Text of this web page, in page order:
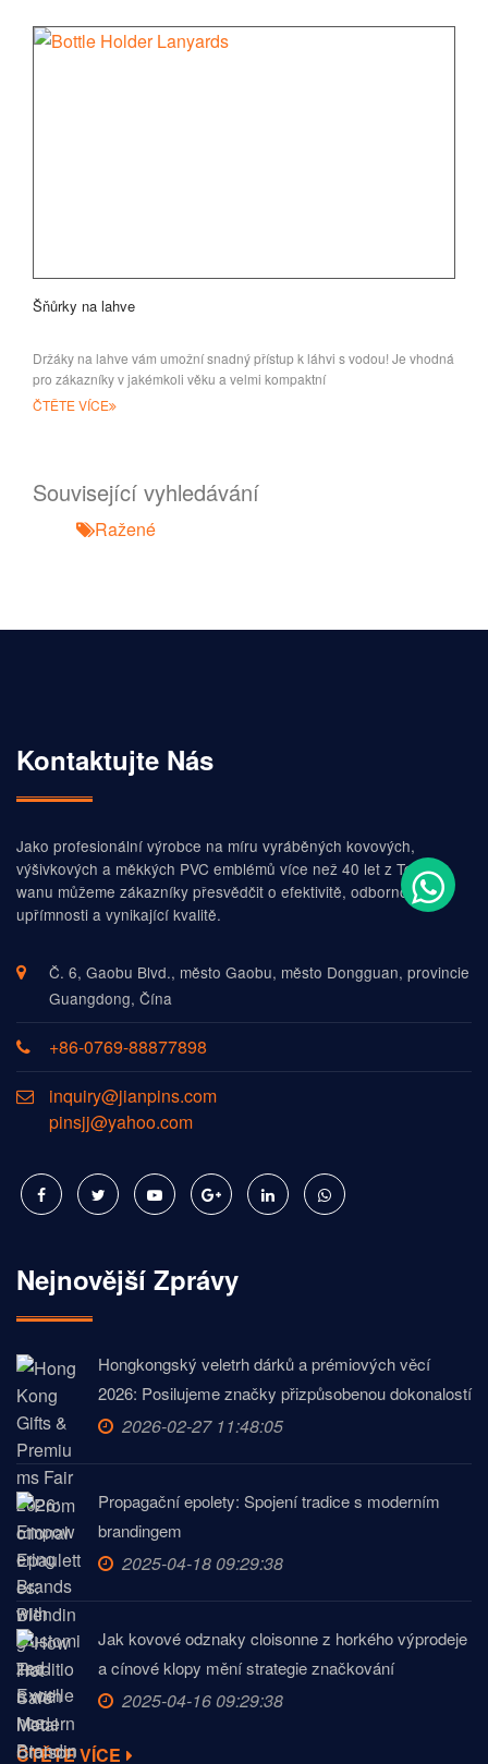
Šňůrky na lahve
Držáky na lahve vám umožní snadný přístup k láhvi s vodou! Je vhodná
pro zákazníky v jakémkoli věku a velmi kompaktní
ČTĚTE VÍCE
Související vyhledávání
Ražené
Kontaktujte Nás
Jako profesionální výrobce na míru vyráběných kovových,
výšivkových a měkkých PVC emblémů více než 40 let z Tchaj-
wanu můžeme zákazníky přesvědčit o efektivitě, odbornosti,
upřímnosti a vynikající kvalitě.
Č. 6, Gaobu Blvd., město Gaobu, město Dongguan, provincie
Guangdong, Čína
+86-0769-88877898
inquiry@jianpins.com
pinsjj@yahoo.com
Nejnovější Zprávy
Hongkongský veletrh dárků a prémiových věcí
2026: Posilujeme značky přizpůsobenou dokonalostí
2026-02-27 11:48:05
Propagační epolety: Spojení tradice s moderním
brandingem
2025-04-18 09:29:38
Jak kovové odznaky cloisonne z horkého výprodeje
a cínové klopy mění strategie značkování
2025-04-16 09:29:38
ČTĚTE VÍCE